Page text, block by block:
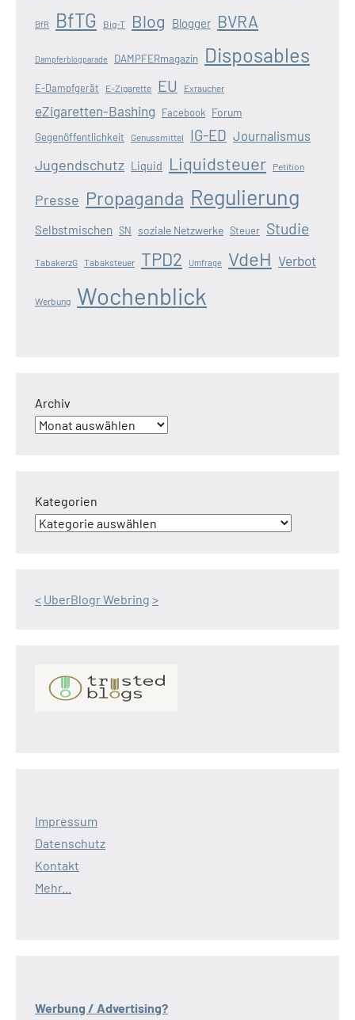
BfR BfTG Big-T Blog Blogger BVRA
Dampferblogparade DAMPFERmagazin Disposables
E-Dampfgerät E-Zigarette EU Exraucher
eZigaretten-Bashing Facebook Forum
Gegenöffentlichkeit Genussmittel IG-ED Journalismus
Jugendschutz Liquid Liquidsteuer Petition
Presse Propaganda Regulierung
Selbstmischen SN soziale Netzwerke Steuer Studie
TabakerzG Tabaksteuer TPD2 Umfrage VdeH Verbot
Werbung Wochenblick
Archiv
Kategorien
< UberBlogr Webring >
Impressum
Datenschutz
Kontakt
Mehr...
Werbung / Advertising?